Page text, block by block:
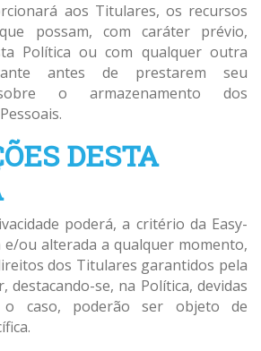
aos Titulares, os recursos
possam, com caráter prévio,
Política ou com qualquer outra
antes de prestarem seu
o armazenamento dos
DESTA
poderá, a critério da Easy-
e/ou alterada a qualquer momento,
dos Titulares garantidos pela
destacando-se, na Política, devidas
caso, poderão ser objeto de